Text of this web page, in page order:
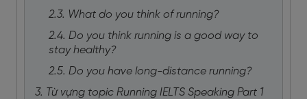
2.3. What do you think of running?
2.4. Do you think running is a good way to
stay healthy?
2.5. Do you have long-distance running?
3. Từ vựng topic Running IELTS Speaking Part 1